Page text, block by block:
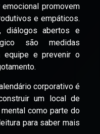
promovem
e empáticos.
diálogos abertos e
são medidas
equipe e prevenir o
corporativo é
um local de
como parte do
para saber mais